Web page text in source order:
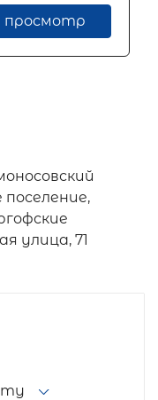
просмотр
поселение,
улица, 71